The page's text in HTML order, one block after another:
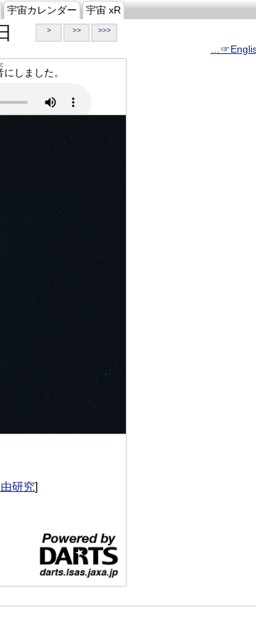
宇宙カレンダー 宇宙 xR
> >> >>>
にしました。
研究]